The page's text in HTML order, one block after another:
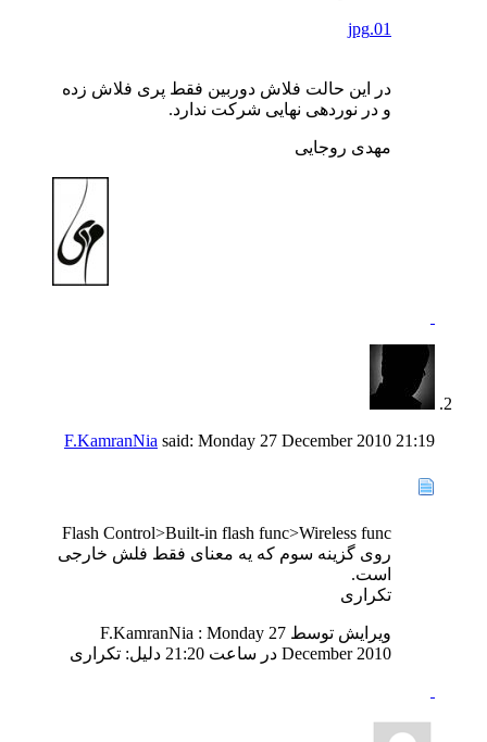
01.jpg
در این حالت فلاش دوربین فقط پری فلاش زده
و در نوردهی نهایی شرکت ندارد.
مهدی روجایی
F.KamranNia said: Monday 27 December 2010 21:19
Flash Control>Built-in flash func>Wireless func
روی گزینه سوم که یه معنای فقط فلش خارجی
است.
تکراری
ویرایش توسط F.KamranNia : Monday 27
December 2010 در ساعت
21:20 دلیل: تکراری